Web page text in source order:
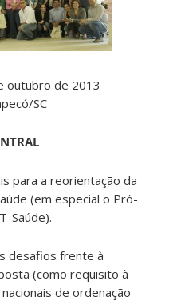
outubro de 2013
SC
para a reorientação da
(em especial o Pró-
Saúde).
desafios frente à
(como requisito à
de ordenação